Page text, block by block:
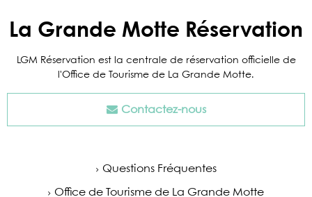
La Grande Motte Réservation
LGM Réservation est la centrale de réservation officielle de
l'Office de Tourisme de La Grande Motte.
Contactez-nous
Questions Fréquentes
Office de Tourisme de La Grande Motte